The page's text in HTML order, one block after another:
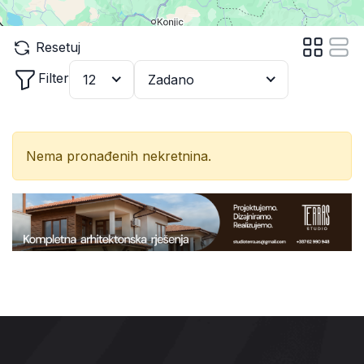
Resetuj
Filter
12 Zadano
Nema pronađenih nekretnina.